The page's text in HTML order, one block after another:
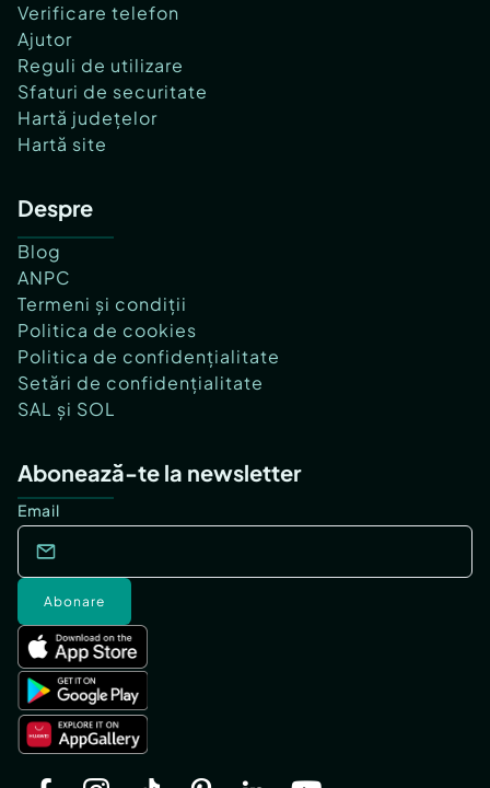
Verificare telefon
Ajutor
Reguli de utilizare
Sfaturi de securitate
Hartă județelor
Hartă site
Despre
Blog
ANPC
Termeni și condiții
Politica de cookies
Politica de confidențialitate
Setări de confidențialitate
SAL și SOL
Abonează-te la newsletter
Email
Abonare